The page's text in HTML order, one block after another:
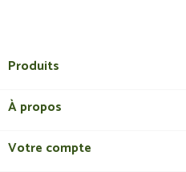
Produits
À propos
Votre compte